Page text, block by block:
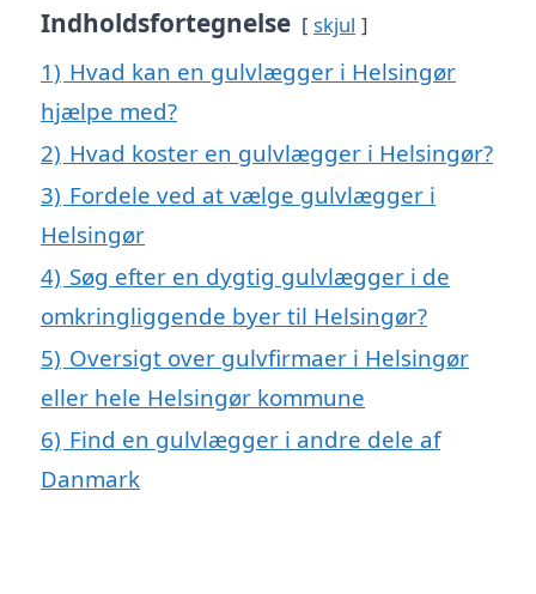
Indholdsfortegnelse skjul
1) Hvad kan en gulvlægger i Helsingør
hjælpe med?
2) Hvad koster en gulvlægger i Helsingør?
3) Fordele ved at vælge gulvlægger i
Helsingør
4) Søg efter en dygtig gulvlægger i de
omkringliggende byer til Helsingør?
5) Oversigt over gulvfirmaer i Helsingør
eller hele Helsingør kommune
6) Find en gulvlægger i andre dele af
Danmark